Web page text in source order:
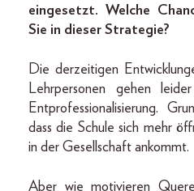
eingesetzt. Welche
Sie in dieser Strategie?
Die derzeitigen
Lehrpersonen gehen
Entprofessionalisierung.
dass die Schule sich mehr
in der Gesellschaft ankommt.
Aber wie motivieren